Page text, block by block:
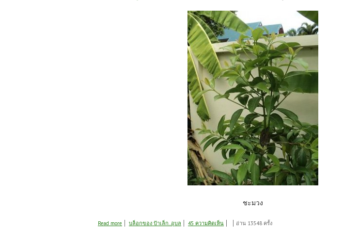
ชะมวง
Read more about ต้นไม้และพืชผักวันนี้
บล็อกของ ป้าเล็ก..อุบล 45 ความคิดเห็น อ่าน 13548 ครั้ง